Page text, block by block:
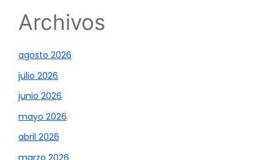
Archivos
agosto 2026
julio 2026
junio 2026
mayo 2026
abril 2026
marzo 2026